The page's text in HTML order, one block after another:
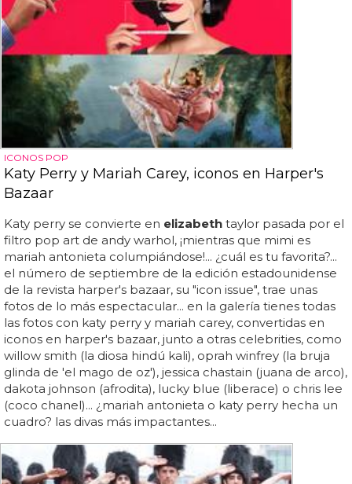
ICONOS POP
Katy Perry y Mariah Carey, iconos en Harper's
Bazaar
Katy perry se convierte en elizabeth taylor pasada por el
filtro pop art de andy warhol, ¡mientras que mimi es
mariah antonieta columpiándose!... ¿cuál es tu favorita?...
el número de septiembre de la edición estadounidense
de la revista harper's bazaar, su "icon issue", trae unas
fotos de lo más espectacular... en la galería tienes todas
las fotos con katy perry y mariah carey, convertidas en
iconos en harper's bazaar, junto a otras celebrities, como
willow smith (la diosa hindú kali), oprah winfrey (la bruja
glinda de 'el mago de oz'), jessica chastain (juana de arco),
dakota johnson (afrodita), lucky blue (liberace) o chris lee
(coco chanel)... ¿mariah antonieta o katy perry hecha un
cuadro? las divas más impactantes...